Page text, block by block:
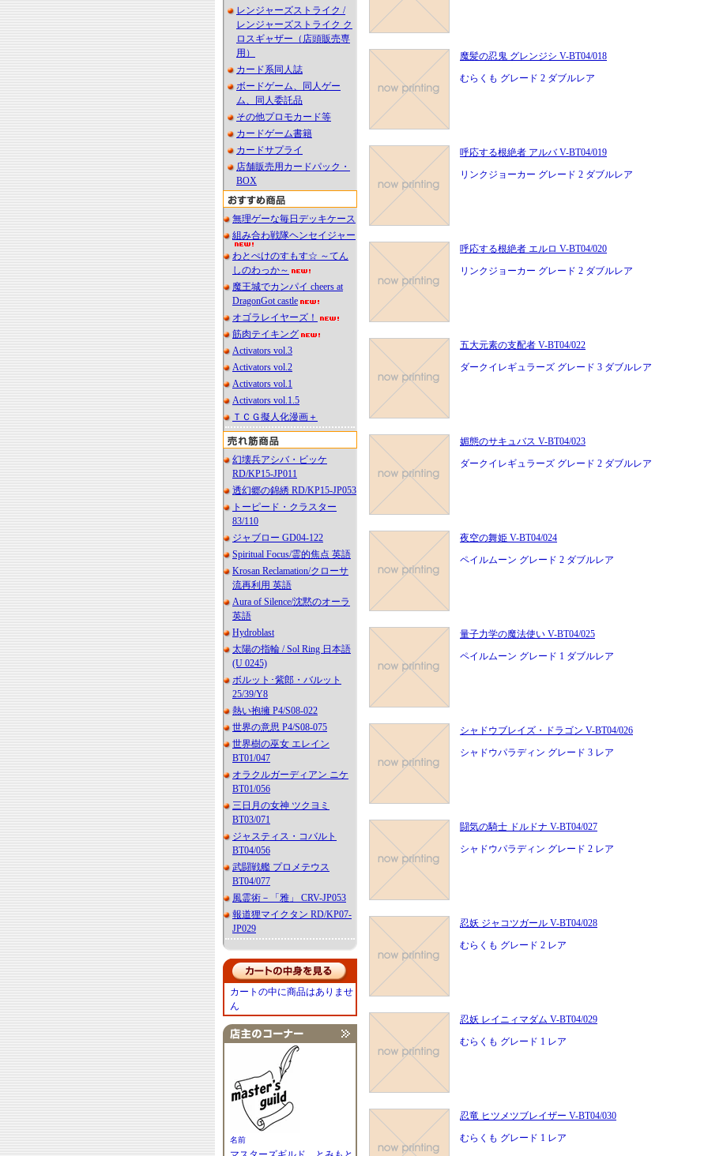
レンジャーズストライク /
レンジャーズストライク ク
ロスギャザー（店頭販売専
用）
カード系同人誌
ボードゲーム、同人ゲー
ム、同人委託品
その他プロモカード等
カードゲーム書籍
カードサプライ
店舗販売用カードパック・
BOX
無理ゲーな毎日デッキケース
組み合わ戦隊ヘンセイジャー
わとぺけのすもす☆ ～てん
しのわっか～
魔王城でカンパイ cheers at
DragonGot castle
オゴラレイヤーズ！
筋肉テイキング
Activators vol.3
Activators vol.2
Activators vol.1
Activators vol.1.5
ＴＣＧ擬人化漫画＋
幻壊兵アシバ・ビッケ
RD/KP15-JP011
透幻郷の錦綉 RD/KP15-JP053
トーピード・クラスター
83/110
ジャブロー GD04-122
Spiritual Focus/霊的焦点 英語
Krosan Reclamation/クローサ
流再利用 英語
Aura of Silence/沈黙のオーラ
英語
Hydroblast
太陽の指輪 / Sol Ring 日本語
(U 0245)
ボルット･紫郎・バルット
25/39/Y8
熱い抱擁 P4/S08-022
世界の意思 P4/S08-075
世界樹の巫女 エレイン
BT01/047
オラクルガーディアン ニケ
BT01/056
三日月の女神 ツクヨミ
BT03/071
ジャスティス・コバルト
BT04/056
武闘戦艦 プロメテウス
BT04/077
風霊術－「雅」 CRV-JP053
報道狸マイクタン RD/KP07-
JP029
カートの中に商品はありませ
ん
名前
魔髪の忍鬼 グレンジシ V-BT04/018
むらくも グレード 2 ダブルレア
呼応する根絶者 アルバ V-BT04/019
リンクジョーカー グレード 2 ダブルレア
呼応する根絶者 エルロ V-BT04/020
リンクジョーカー グレード 2 ダブルレア
五大元素の支配者 V-BT04/022
ダークイレギュラーズ グレード 3 ダブルレア
媚態のサキュバス V-BT04/023
ダークイレギュラーズ グレード 2 ダブルレア
夜空の舞姫 V-BT04/024
ペイルムーン グレード 2 ダブルレア
量子力学の魔法使い V-BT04/025
ペイルムーン グレード 1 ダブルレア
シャドウブレイズ・ドラゴン V-BT04/026
シャドウパラディン グレード 3 レア
闘気の騎士 ドルドナ V-BT04/027
シャドウパラディン グレード 2 レア
忍妖 ジャコツガール V-BT04/028
むらくも グレード 2 レア
忍妖 レイニィマダム V-BT04/029
むらくも グレード 1 レア
忍竜 ヒツメツブレイザー V-BT04/030
むらくも グレード 1 レア